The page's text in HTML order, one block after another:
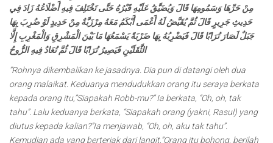
مِنْ حَرِّهَا وَسَمُومِهَا قَالَ وَيُضَيَّقُ عَلَيْهِ قَبْرُهُ حَتَّى تَخْتَلِفَ فِيهِ أَضْلَاعُهُ زَادَ فِي
حَدِيثِ جَرِيرٍ قَالَ ثُمَّ يُقَيَّضُ لَهُ أَعْمَى أَبْكَمُ مَعَهُ مِرْزَبَّةٌ مِنْ حَدِيدٍ لَوْ ضُرِبَ بِهَا
جَبَلٌ لَصَارَ تُرَابًا قَالَ فَيَضْرِبُهُ بِهَا ضَرْبَةً يَسْمَعُهَا مَا بَيْنَ الْمَشْرِقِ وَالْمَغْرِبِ إِلَّا
الثَّقَلَيْنِ فَيَصِيرُ تُرَابًا قَالَ ثُمَّ تُعَادُ فِيهِ الرُّوحُ
“Rohnya dikembalikan ke jasadnya. Dia pun di datangi oleh dua
orang malaikat. Keduanya mendudukkan orang itu seraya berkata
kepada orang itu,”Siapakah Robb-mu?” Ia berkata, “Oh, oh, tak
tahu”. Lalu keduanya berkata, “Siapakah orang (yakni, Rasul) yang
diutus kepada kalian?”Ia menjawab, “Oh, oh, aku tak tahu”.
Kemudian ada yang berteriak dari langit,”Orang itu bohong, berilah